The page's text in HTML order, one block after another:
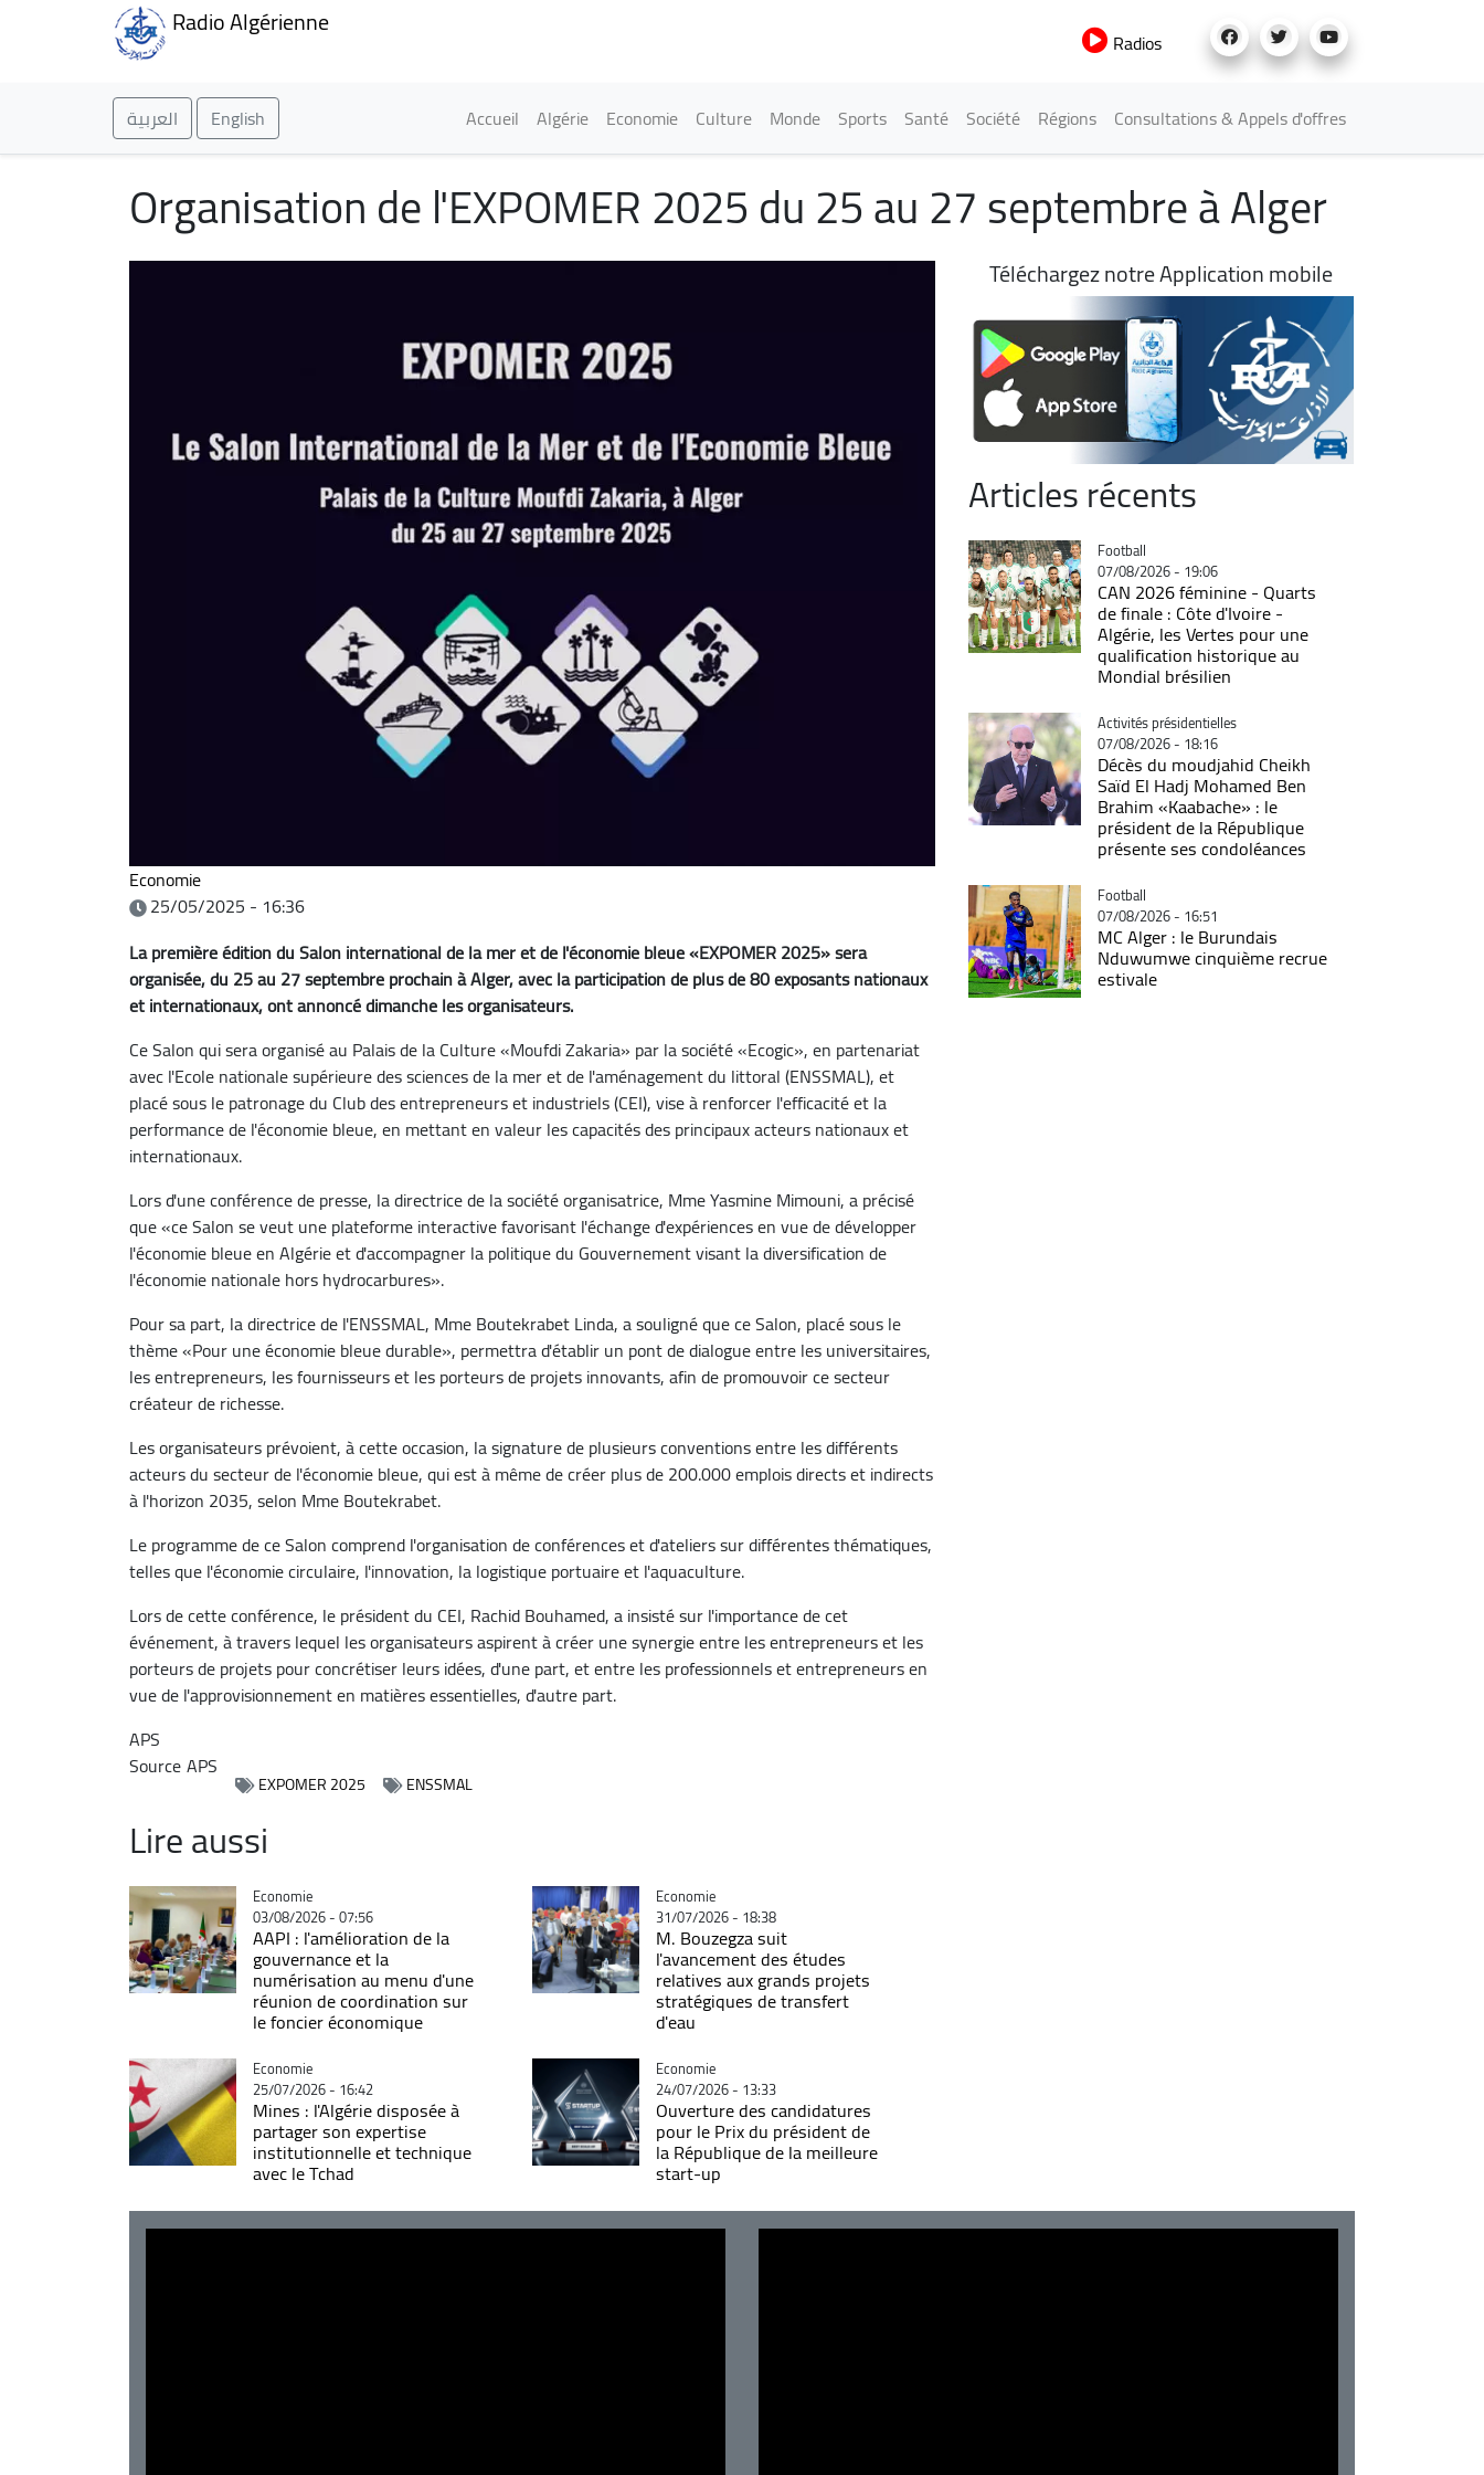
Radio Algérienne
Radios
العربية English Main navigation
Accueil Algérie Economie Culture Monde Sports Santé Société Régions Consultations & Appels d'offres
Organisation de l'EXPOMER 2025 du 25 au 27 septembre à Alger
Economie
25/05/2025 - 16:36
La première édition du Salon international de la mer et de l'économie bleue «EXPOMER 2025» sera
organisée, du 25 au 27 septembre prochain à Alger, avec la participation de plus de 80 exposants nationaux
et internationaux, ont annoncé dimanche les organisateurs.
Ce Salon qui sera organisé au Palais de la Culture «Moufdi Zakaria» par la société «Ecogic», en partenariat
avec l'Ecole nationale supérieure des sciences de la mer et de l'aménagement du littoral (ENSSMAL), et
placé sous le patronage du Club des entrepreneurs et industriels (CEI), vise à renforcer l'efficacité et la
performance de l'économie bleue, en mettant en valeur les capacités des principaux acteurs nationaux et
internationaux.
Lors d'une conférence de presse, la directrice de la société organisatrice, Mme Yasmine Mimouni, a précisé
que «ce Salon se veut une plateforme interactive favorisant l'échange d'expériences en vue de développer
l'économie bleue en Algérie et d'accompagner la politique du Gouvernement visant la diversification de
l'économie nationale hors hydrocarbures».
Pour sa part, la directrice de l'ENSSMAL, Mme Boutekrabet Linda, a souligné que ce Salon, placé sous le
thème «Pour une économie bleue durable», permettra d'établir un pont de dialogue entre les universitaires,
les entrepreneurs, les fournisseurs et les porteurs de projets innovants, afin de promouvoir ce secteur
créateur de richesse.
Les organisateurs prévoient, à cette occasion, la signature de plusieurs conventions entre les différents
acteurs du secteur de l'économie bleue, qui est à même de créer plus de 200.000 emplois directs et indirects
à l'horizon 2035, selon Mme Boutekrabet.
Le programme de ce Salon comprend l'organisation de conférences et d'ateliers sur différentes thématiques,
telles que l'économie circulaire, l'innovation, la logistique portuaire et l'aquaculture.
Lors de cette conférence, le président du CEI, Rachid Bouhamed, a insisté sur l'importance de cet
événement, à travers lequel les organisateurs aspirent à créer une synergie entre les entrepreneurs et les
porteurs de projets pour concrétiser leurs idées, d'une part, et entre les professionnels et entrepreneurs en
vue de l'approvisionnement en matières essentielles, d'autre part.
APS
SourceAPS
EXPOMER 2025 ENSSMAL
Lire aussi
Catégorie
Economie
03/08/2026 - 07:56
AAPI : l'amélioration de la
gouvernance et la
numérisation au menu d'une
réunion de coordination sur
le foncier économique
Catégorie
Economie
31/07/2026 - 18:38
M. Bouzegza suit
l'avancement des études
relatives aux grands projets
stratégiques de transfert
d'eau
Catégorie
Economie
25/07/2026 - 16:42
Mines : l'Algérie disposée à
partager son expertise
institutionnelle et technique
avec le Tchad
Catégorie
Economie
24/07/2026 - 13:33
Ouverture des candidatures
pour le Prix du président de
la République de la meilleure
start-up
Téléchargez notre Application mobile
Articles récents
Catégorie
Football
07/08/2026 - 19:06
CAN 2026 féminine - Quarts
de finale : Côte d'Ivoire -
Algérie, les Vertes pour une
qualification historique au
Mondial brésilien
Catégorie
Activités présidentielles
07/08/2026 - 18:16
Décès du moudjahid Cheikh
Saïd El Hadj Mohamed Ben
Brahim «Kaabache» : le
président de la République
présente ses condoléances
Catégorie
Football
07/08/2026 - 16:51
MC Alger : le Burundais
Nduwumwe cinquième recrue
estivale